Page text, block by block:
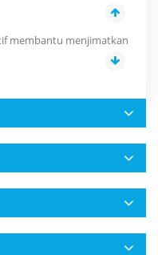
membantu menjimatkan